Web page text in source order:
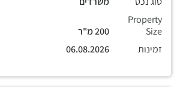
Property
Size
זמינות